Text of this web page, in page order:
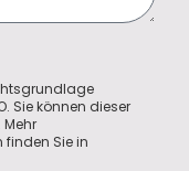
Sie können dieser
finden Sie in